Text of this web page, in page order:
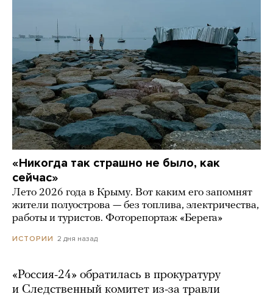
«Никогда так страшно не было, как
сейчас»
Лето 2026 года в Крыму. Вот каким его запомнят
жители полуострова — без топлива, электричества,
работы и туристов. Фоторепортаж «Берега»
ИСТОРИИ 2 дня назад
«Россия-24» обратилась в прокуратуру
и Следственный комитет из-за травли